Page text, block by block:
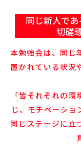
同じ新人で
切磋
本勉強会は、同じ
置かれている状況
「皆それぞれの
じ、モチベーショ
同じステージに立